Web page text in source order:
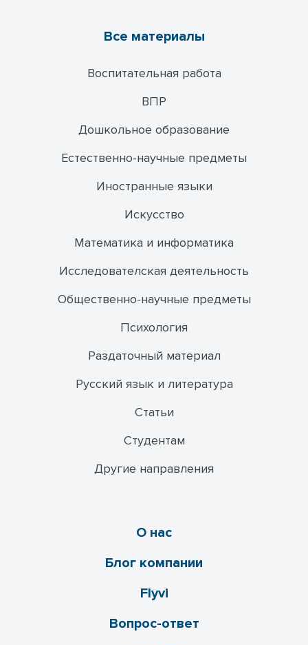
Все материалы
Воспитательная работа
ВПР
Дошкольное образование
Естественно-научные предметы
Иностранные языки
Искусство
Математика и информатика
Исследователская деятельность
Общественно-научные предметы
Психология
Раздаточный материал
Русский язык и литература
Статьи
Студентам
Другие направления
О нас
Блог компании
Flyvi
Вопрос-ответ